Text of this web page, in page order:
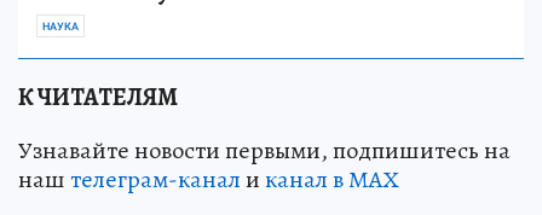
НАУКА
К ЧИТАТЕЛЯМ
Узнавайте новости первыми, подпишитесь на
наштелеграм-каналиканал в МАХ